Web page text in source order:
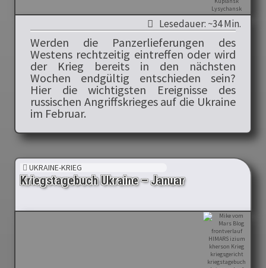
Lesedauer: ~34 Min.
Werden die Panzerlieferungen des
Westens rechtzeitig eintreffen oder wird
der Krieg bereits in den nächsten
Wochen endgültig entschieden sein?
Hier die wichtigsten Ereignisse des
russischen Angriffskrieges auf die Ukraine
im Februar.
UKRAINE-KRIEG
Kriegstagebuch Ukraine – Januar